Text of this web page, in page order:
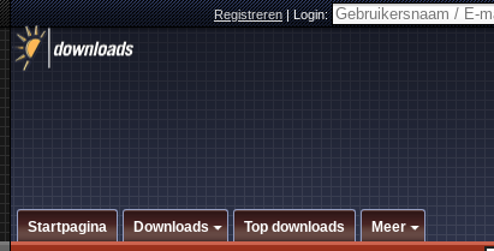
Registreren|Login:
Startpagina Downloads Top downloads Meer